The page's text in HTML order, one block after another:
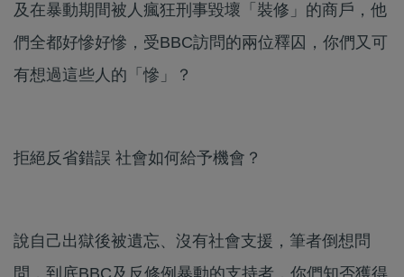
及在暴動期間被人瘋狂刑事毀壞「裝修」的商戶，他
們全都好慘好慘，受BBC訪問的兩位釋囚，你們又可
有想過這些人的「慘」？
拒絕反省錯誤 社會如何給予機會？
說自己出獄後被遺忘、沒有社會支援，筆者倒想問